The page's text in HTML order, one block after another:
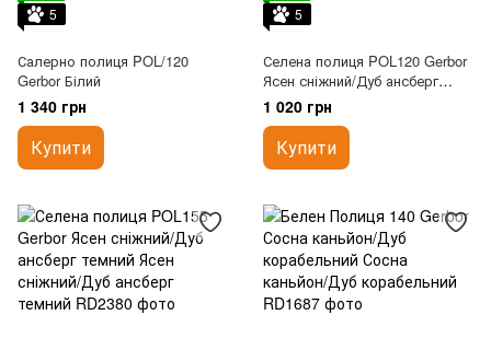
5
Салерно полиця POL/120
Gerbor Білий
1 340 грн
Купити
5
Селена полиця POL120 Gerbor
Ясен сніжний/Дуб ансберг
темний
1 020 грн
Купити